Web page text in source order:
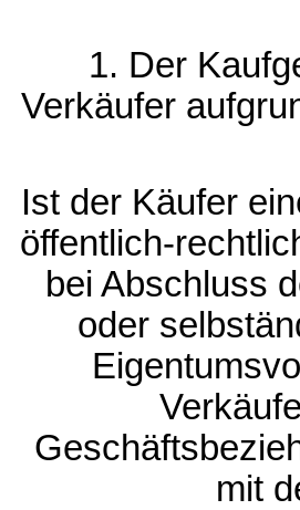
1. Der
Verkäufer
Ist der Käufer
öffentlich-
bei Abschluss
oder
mit